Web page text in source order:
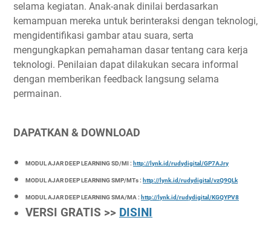
selama kegiatan. Anak-anak dinilai berdasarkan
kemampuan mereka untuk berinteraksi dengan teknologi,
mengidentifikasi gambar atau suara, serta
mengungkapkan pemahaman dasar tentang cara kerja
teknologi. Penilaian dapat dilakukan secara informal
dengan memberikan feedback langsung selama
permainan.
DAPATKAN & DOWNLOAD
MODUL AJAR DEEP LEARNING SD/MI : http://lynk.id/rudydigital/GP7AJry
MODUL AJAR DEEP LEARNING SMP/MTs : http://lynk.id/rudydigital/vzQ9QLk
MODUL AJAR DEEP LEARNING SMA/MA : http://lynk.id/rudydigital/KGQYPV8
VERSI GRATIS >> DISINI